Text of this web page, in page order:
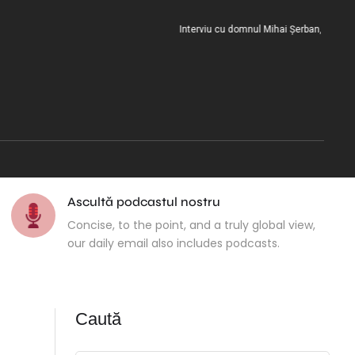
Interviu cu domnul Mihai Șerban, la
Ascultă podcastul nostru
Concise, to the point, and a truly global view,
our daily email also includes podcasts.
Caută